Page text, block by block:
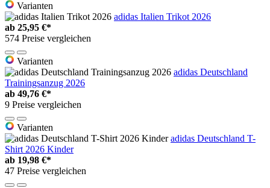
Varianten
adidas Italien Trikot 2026
ab 25,95 €*
574 Preise vergleichen
Varianten
adidas Deutschland
Trainingsanzug 2026
ab 49,76 €*
9 Preise vergleichen
Varianten
adidas Deutschland T-
Shirt 2026 Kinder
ab 19,98 €*
47 Preise vergleichen